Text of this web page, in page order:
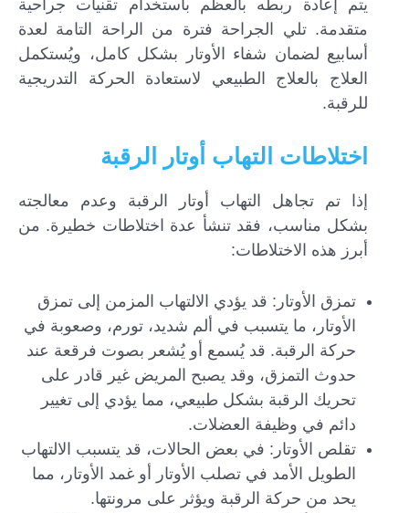
يتم إعادة ربطه بالعظم باستخدام تقنيات جراحية
متقدمة. تلي الجراحة فترة من الراحة التامة لعدة
أسابيع لضمان شفاء الأوتار بشكل كامل، ويُستكمل
العلاج بالعلاج الطبيعي لاستعادة الحركة التدريجية
للرقبة.
اختلاطات التهاب أوتار الرقبة
إذا تم تجاهل التهاب أوتار الرقبة وعدم معالجته
بشكل مناسب، فقد تنشأ عدة اختلاطات خطيرة. من
أبرز هذه الاختلاطات:
تمزق الأوتار: قد يؤدي الالتهاب المزمن إلى تمزق
الأوتار، ما يتسبب في ألم شديد، تورم، وصعوبة في
حركة الرقبة. قد يُسمع أو يُشعر بصوت فرقعة عند
حدوث التمزق، وقد يصبح المريض غير قادر على
تحريك الرقبة بشكل طبيعي، مما يؤدي إلى تغيير
دائم في وظيفة العضلات.
تقلص الأوتار: في بعض الحالات، قد يتسبب الالتهاب
الطويل الأمد في تصلب الأوتار أو غمد الأوتار، مما
يحد من حركة الرقبة ويؤثر على مرونتها.